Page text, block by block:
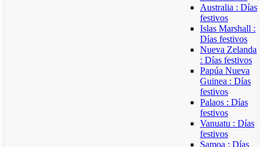
Australia : Días
festivos
Islas Marshall :
Días festivos
Nueva Zelanda
: Días festivos
Papúa Nueva
Guinea : Días
festivos
Palaos : Días
festivos
Vanuatu : Días
festivos
Samoa : Días